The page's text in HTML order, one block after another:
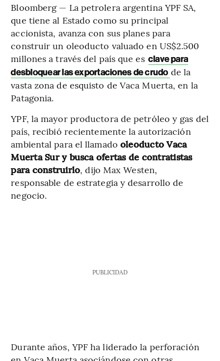
Bloomberg — La petrolera argentina YPF SA,
que tiene al Estado como su principal
accionista, avanza con sus planes para
construir un oleoducto valuado en US$2.500
millones a través del país que es clave para
desbloquear las exportaciones de crudo de la
vasta zona de esquisto de Vaca Muerta, en la
Patagonia.
YPF, la mayor productora de petróleo y gas del
país, recibió recientemente la autorización
ambiental para el llamado oleoducto Vaca
Muerta Sur y busca ofertas de contratistas
para construirlo, dijo Max Westen,
responsable de estrategia y desarrollo de
negocio.
PUBLICIDAD
Durante años, YPF ha liderado la perforación